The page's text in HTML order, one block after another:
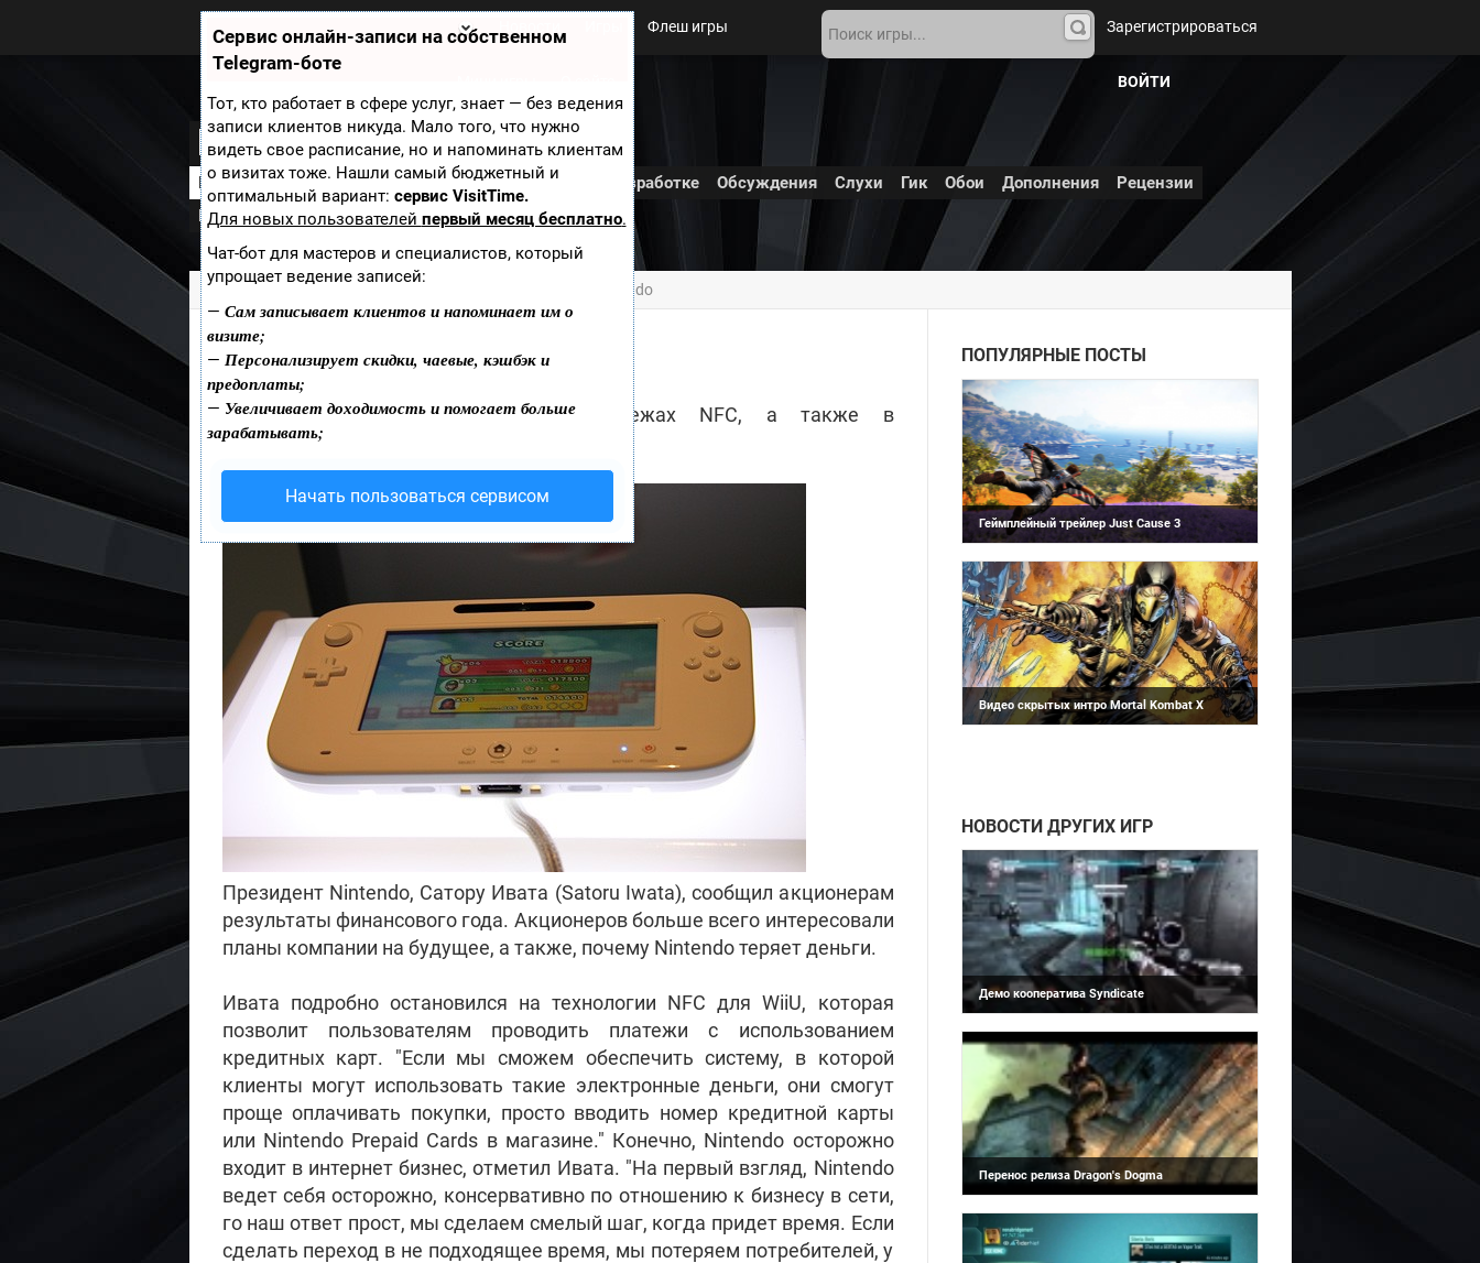
Сервис онлайн-записи на собственном
Telegram-боте
Тот, кто работает в сфере услуг, знает — без ведения
записи клиентов никуда. Мало того, что нужно
видеть свое расписание, но и напоминать клиентам
о визитах тоже. Нашли самый бюджетный и
оптимальный вариант: сервис VisitTime.
Для новых пользователей первый месяц бесплатно.
Чат-бот для мастеров и специалистов, который
упрощает ведение записей:
— Сам записывает клиентов и напоминает им о
визите;
— Персонализирует скидки, чаевые, кэшбэк и
предоплаты;
— Увеличивает доходимость и помогает больше
зарабатывать;
Начать пользоваться сервисом
Zobra.ru - Игровое сообщество -
все о играх
П
ф
м
ы
Флеш игры
На
йти
Зарегистрироваться
ВОЙТИ
Игровое железо
Новости Скриншоты Видео Арт Обложки В разработке Обсуждения Слухи Гик Обои Дополнения
Рецензии
Прохождения
Галерея
Zobra.ru Игры » Что планирует Nintendo
Что планирует Nintendo
Ивата (Iwata) заинтересован в платежах NFC, а также в
микротранзакциях.
Президент Nintendo, Сатору Ивата (Satoru Iwata), сообщил акционерам
результаты финансового года. Акционеров больше всего интересовали
планы компании на будущее, а также, почему Nintendo теряет деньги.
Ивата подробно остановился на технологии NFC для WiiU, которая
позволит пользователям проводить платежи с использованием
кредитных карт. "Если мы сможем обеспечить систему, в которой
клиенты могут использовать такие электронные деньги, они смогут
проще оплачивать покупки, просто вводить номер кредитной карты
или Nintendo Prepaid Cards в магазине." Конечно, Nintendo осторожно
входит в интернет бизнес, отметил Ивата. "На первый взгляд, Nintendo
ведет себя осторожно, консервативно по отношению к бизнесу в сети,
го наш ответ прост, мы сделаем смелый шаг, когда придет время. Если
сделать переход в не подходящее время, мы потеряем потребителей, у
ПОПУЛЯРНЫЕ ПОСТЫ
Just Cause 3
Геймплейный трейлер Just Cause 3
В сети появился новый официальный
3. М...
Mortal Kombat 10 (X)
Видео скрытых интро Mortal Kombat X
Пользователь Youtube под ником Maximilian
НОВОСТИ ДРУГИХ ИГР
Syndicate
Демо кооператива Syndicate
Новое видео из игры Syndicate с
Dragon’s Dogma
Перенос релиза Dragon's Dogma
SSX